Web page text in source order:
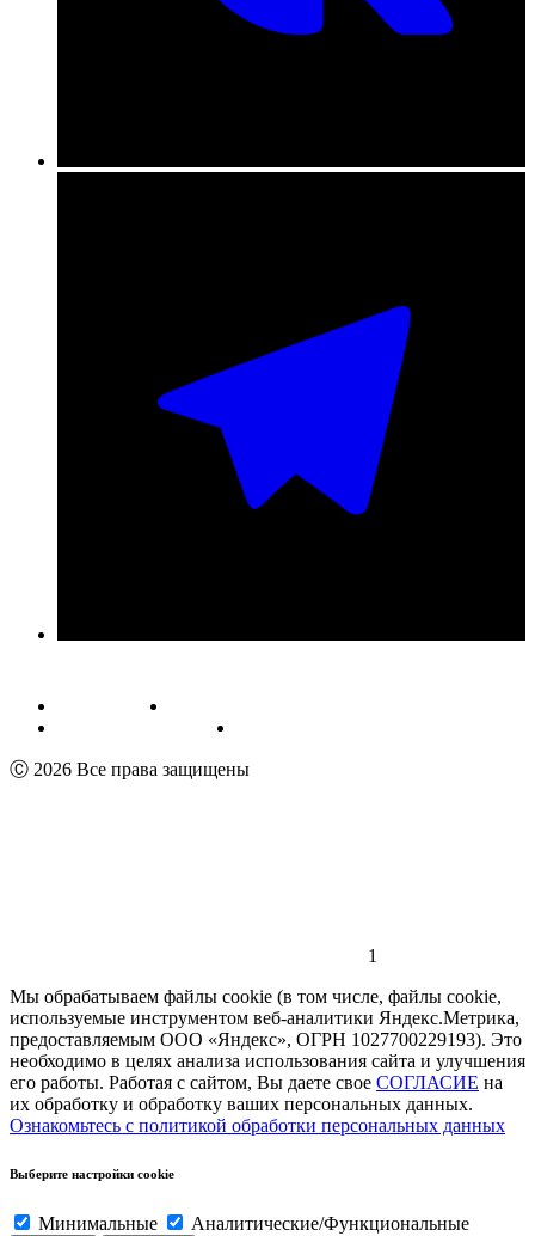
Публичная оферта
Пользовательское соглашение
Ⓒ 2026 Все права защищены
1
Мы обрабатываем файлы cookie (в том числе, файлы cookie,
используемые инструментом веб-аналитики Яндекс.Метрика,
предоставляемым ООО «Яндекс», ОГРН 1027700229193). Это
необходимо в целях анализа использования сайта и улучшения
его работы. Работая с сайтом, Вы даете свое СОГЛАСИЕ на
их обработку и обработку ваших персональных данных.
Ознакомьтесь с политикой обработки персональных данных
Выберите настройки cookie
Минимальные Аналитические/Функциональные